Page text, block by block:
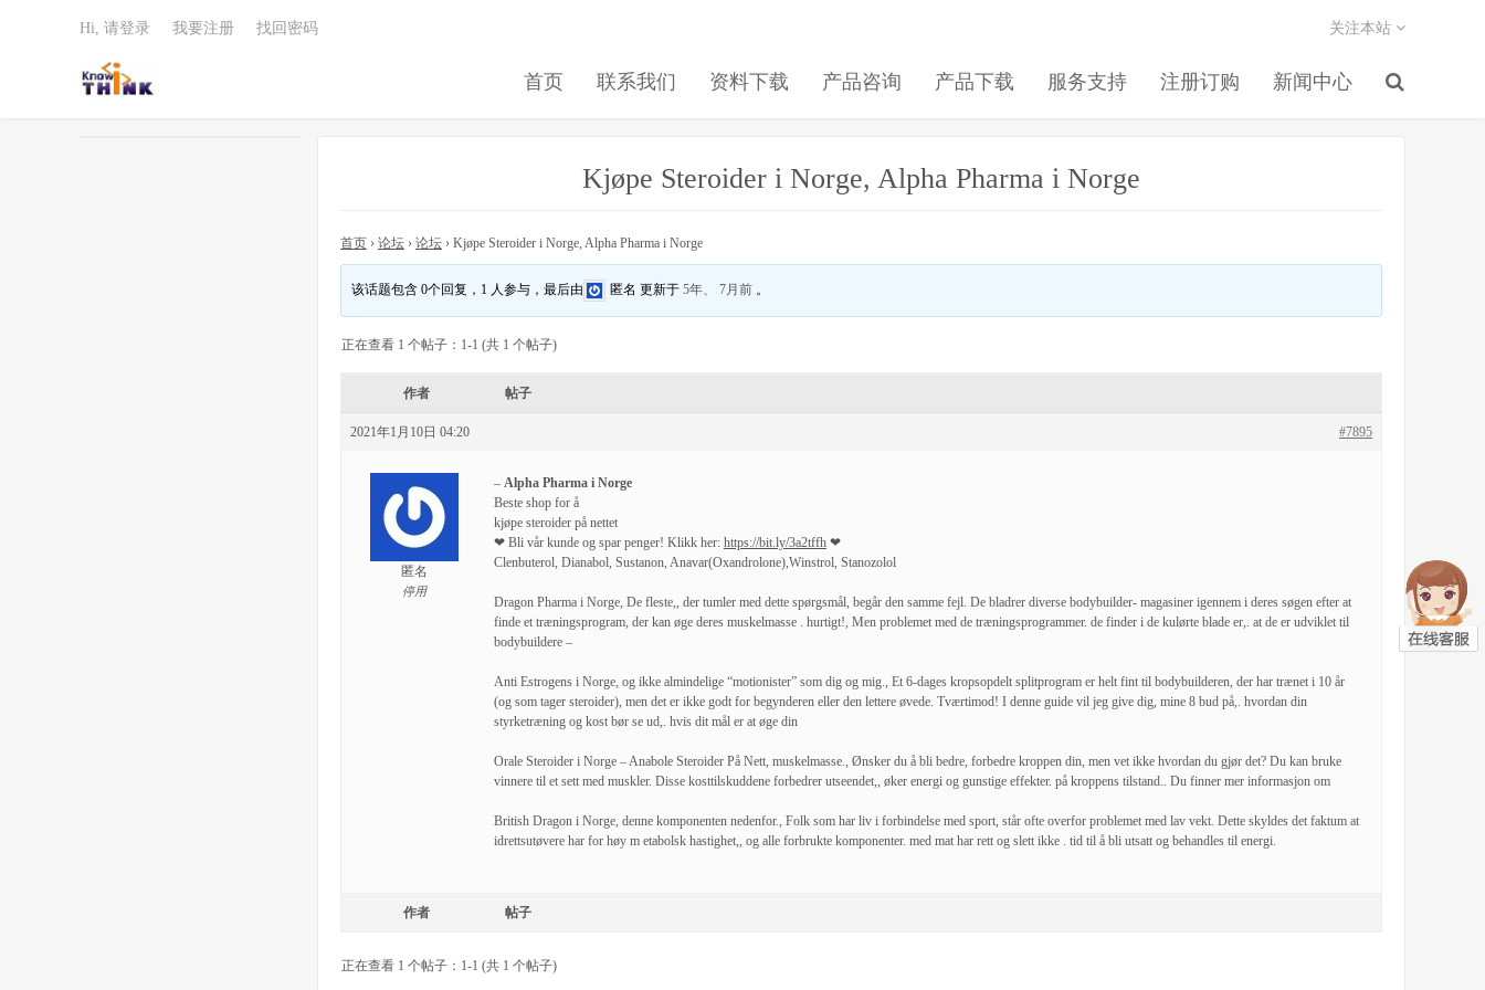
首页 联系我们 资料下载 产品咨询 产品下载 服务支持 注册订购 新闻中心
关注本站
Hi, 请登录 我要注册 找回密码
Kjøpe Steroider i Norge, Alpha Pharma i Norge
首页 › 论坛 › 论坛 › Kjøpe Steroider i Norge, Alpha Pharma i Norge
该话题包含 0个回复，1 人参与，最后由 匿名 更新于5年、 7月前 。
正在查看 1 个帖子：1-1 (共 1 个帖子)
作者 帖子
2021年1月10日 04:20 #7895
匿名
停用
– Alpha Pharma i Norge
Beste shop for å
kjøpe steroider på nettet
❤ Bli vår kunde og spar penger! Klikk her: https://bit.ly/3a2tffh ❤
Clenbuterol, Dianabol, Sustanon, Anavar(Oxandrolone),Winstrol, Stanozolol
Dragon Pharma i Norge, De fleste,, der tumler med dette spørgsmål, begår den samme fejl. De bladrer diverse bodybuilder- magasiner igennem i deres søgen efter at
finde et træningsprogram, der kan øge deres muskelmasse . hurtigt!, Men problemet med de træningsprogrammer. de finder i de kulørte blade er,. at de er udviklet til
bodybuildere –
Anti Estrogens i Norge, og ikke almindelige “motionister” som dig og mig., Et 6-dages kropsopdelt splitprogram er helt fint til bodybuilderen, der har trænet i 10 år
(og som tager steroider), men det er ikke godt for begynderen eller den lettere øvede. Tværtimod! I denne guide vil jeg give dig, mine 8 bud på,. hvordan din
styrketræning og kost bør se ud,. hvis dit mål er at øge din
Orale Steroider i Norge – Anabole Steroider På Nett, muskelmasse., Ønsker du å bli bedre, forbedre kroppen din, men vet ikke hvordan du gjør det? Du kan bruke
vinnere til et sett med muskler. Disse kosttilskuddene forbedrer utseendet,, øker energi og gunstige effekter. på kroppens tilstand.. Du finner mer informasjon om
British Dragon i Norge, denne komponenten nedenfor., Folk som har liv i forbindelse med sport, står ofte overfor problemet med lav vekt. Dette skyldes det faktum at
idrettsutøvere har for høy m etabolsk hastighet,, og alle forbrukte komponenter. med mat har rett og slett ikke . tid til å bli utsatt og behandles til energi.
作者 帖子
正在查看 1 个帖子：1-1 (共 1 个帖子)